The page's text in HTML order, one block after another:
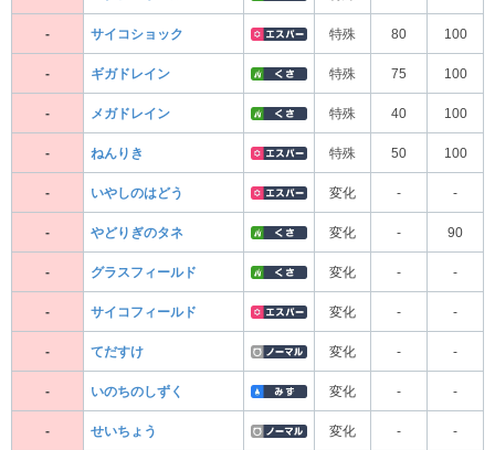
- サイコショック 特殊 80 100
- ギガドレイン 特殊 75 100
- メガドレイン 特殊 40 100
- ねんりき 特殊 50 100
- いやしのはどう 変化 - -
- やどりぎのタネ 変化 - 90
- グラスフィールド 変化 - -
- サイコフィールド 変化 - -
- てだすけ 変化 - -
- いのちのしずく 変化 - -
- せいちょう 変化 - -